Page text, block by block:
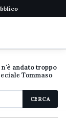
andato troppo
Tommaso
CERCA